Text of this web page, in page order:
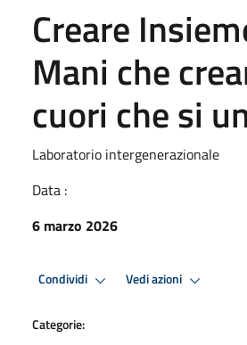
Creare
Mani che
cuori che si
Laboratorio intergenerazionale
Data :
6 marzo 2026
Condividi Vedi azioni
Categorie: